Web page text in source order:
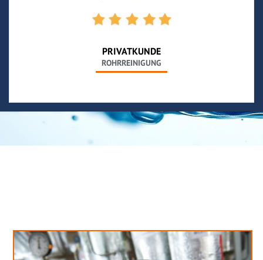
PRIVATKUNDE
ROHRREINIGUNG